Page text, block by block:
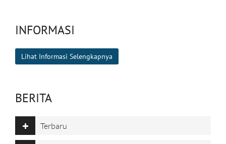
INFORMASI
Lihat Informasi Selengkapnya
BERITA
Terbaru